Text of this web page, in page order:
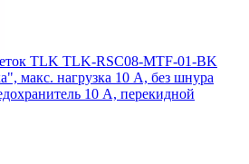
TLK TLK-RSC08-MTF-01-BK
макс. нагрузка 10 А, без шнура
10 А, перекидной